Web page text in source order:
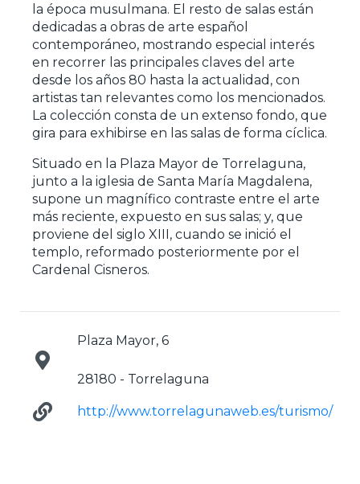
la época musulmana. El resto de salas están
dedicadas a obras de arte español
contemporáneo, mostrando especial interés
en recorrer las principales claves del arte
desde los años 80 hasta la actualidad, con
artistas tan relevantes como los mencionados.
La colección consta de un extenso fondo, que
gira para exhibirse en las salas de forma cíclica.
Situado en la Plaza Mayor de Torrelaguna,
junto a la iglesia de Santa María Magdalena,
supone un magnífico contraste entre el arte
más reciente, expuesto en sus salas; y, que
proviene del siglo XIII, cuando se inició el
templo, reformado posteriormente por el
Cardenal Cisneros.
Plaza Mayor, 6
28180 - Torrelaguna
http://www.torrelagunaweb.es/turismo/